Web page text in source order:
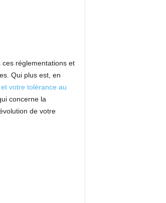
réglementations et
Qui plus est, en
et votre tolérance au
concerne la
de votre